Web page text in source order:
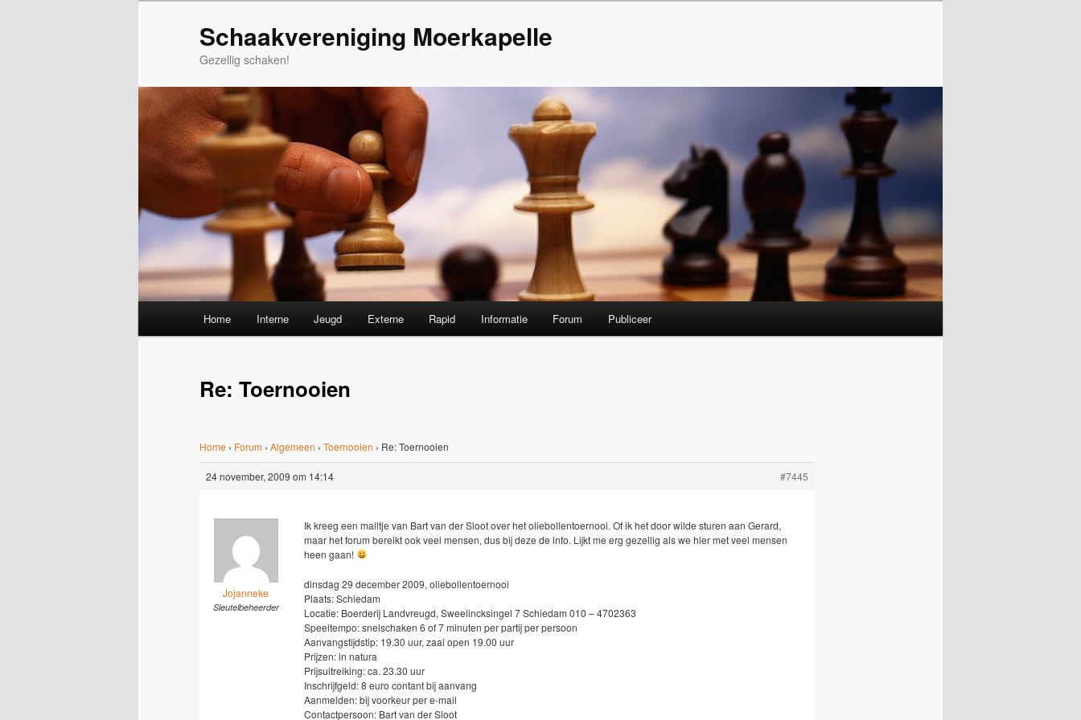
Schaakvereniging Moerkapelle
Gezellig schaken!
Home Interne Jeugd Externe Rapid Informatie Forum Publiceer
Re: Toernooien
Home › Forum › Algemeen › Toernooien › Re: Toernooien
24 november, 2009 om 14:14 #7445
Jojanneke
Sleutelbeheerder
Ik kreeg een mailtje van Bart van der Sloot over het oliebollentoernooi. Of ik het door wilde sturen aan Gerard,
maar het forum bereikt ook veel mensen, dus bij deze de info. Lijkt me erg gezellig als we hier met veel mensen
heen gaan!
dinsdag 29 december 2009, oliebollentoernooi
Plaats: Schiedam
Locatie: Boerderij Landvreugd, Sweelincksingel 7 Schiedam 010 – 4702363
Speeltempo: snelschaken 6 of 7 minuten per partij per persoon
Aanvangstijdstip: 19.30 uur, zaal open 19.00 uur
Prijzen: in natura
Prijsuitreiking: ca. 23.30 uur
Inschrijfgeld: 8 euro contant bij aanvang
Aanmelden: bij voorkeur per e-mail
Contactpersoon: Bart van der Sloot